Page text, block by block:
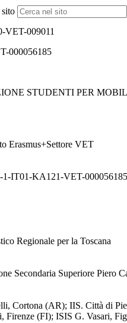
VET-009011
000056185
STUDENTI PER
Erasmus+Settore VET
1-IT01-KA121-VET-000056185
Regionale per la Toscana
Secondaria Superiore Piero
Cortona (AR); IIS. Città di
Firenze (FI); ISIS G. Vasari,